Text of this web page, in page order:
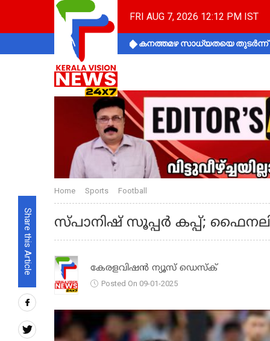
FRI AUG 7, 2026 12:12 PM IST
കനത്തമഴ സാധ്യതയെ തുടർന്ന്
Share this Article
Home Sports Football
സ്പാനിഷ് സൂപ്പര്‍ കപ്പ്;
കേരളവിഷൻ ന്യൂസ് ഡെസ്‌ക്
Posted On 09-01-2025